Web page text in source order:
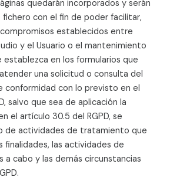
quedarán incorporados y serán
con el fin de poder facilitar,
establecidos entre
y el Usuario o el mantenimiento
establezca en los formularios que
una solicitud o consulta del
conformidad con lo previsto en el
salvo que sea de aplicación la
el artículo 30.5 del RGPD, se
de actividades de tratamiento que
finalidades, las actividades de
cabo y las demás circunstancias